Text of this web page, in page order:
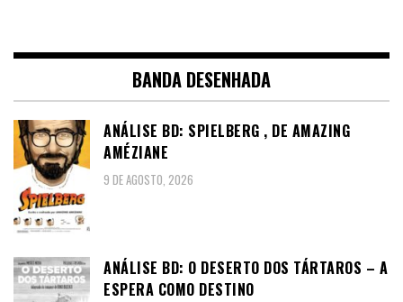
BANDA DESENHADA
ANÁLISE BD: SPIELBERG , DE AMAZING
AMÉZIANE
9 DE AGOSTO, 2026
ANÁLISE BD: O DESERTO DOS TÁRTAROS – A
ESPERA COMO DESTINO